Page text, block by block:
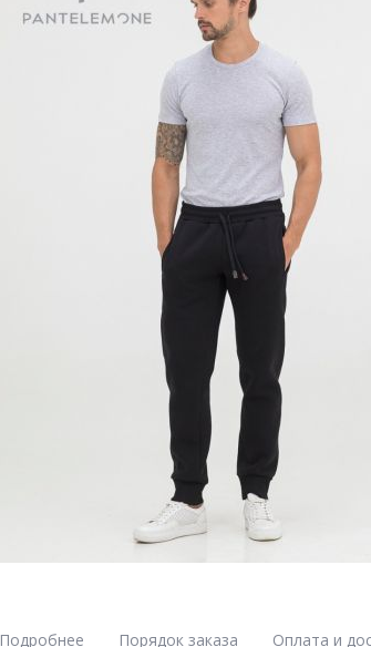
галереи
изображений
галереи
изображений
Подробнее Порядок заказа Оплата и